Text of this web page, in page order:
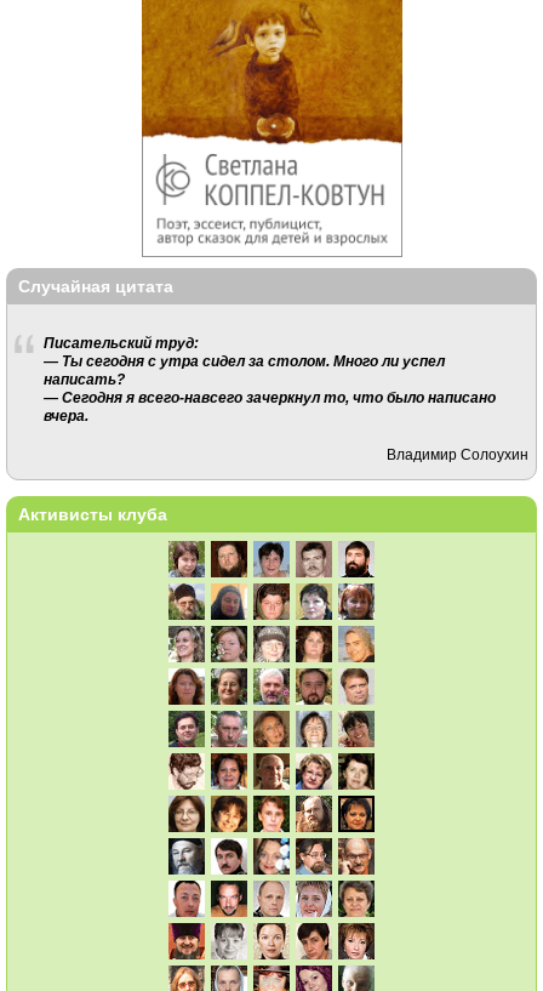
Случайная цитата
Писательский труд:
— Ты сегодня с утра сидел за столом. Много ли успел
написать?
— Сегодня я всего-навсего зачеркнул то, что было написано
вчера.
Владимир Солоухин
Активисты клуба